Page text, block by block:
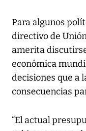
Para algunos
directivo de
amerita
económica
decisiones que a
consecuencias
“El actual